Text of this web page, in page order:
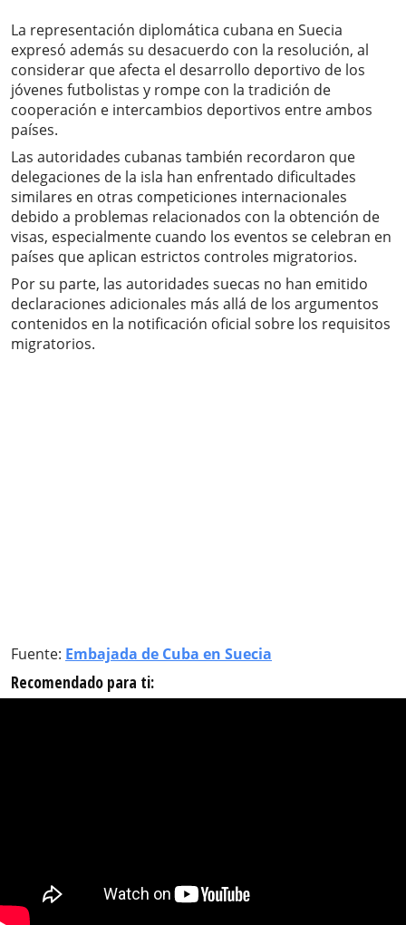
La representación diplomática cubana en Suecia
expresó además su desacuerdo con la resolución, al
considerar que afecta el desarrollo deportivo de los
jóvenes futbolistas y rompe con la tradición de
cooperación e intercambios deportivos entre ambos
países.
Las autoridades cubanas también recordaron que
delegaciones de la isla han enfrentado dificultades
similares en otras competiciones internacionales
debido a problemas relacionados con la obtención de
visas, especialmente cuando los eventos se celebran en
países que aplican estrictos controles migratorios.
Por su parte, las autoridades suecas no han emitido
declaraciones adicionales más allá de los argumentos
contenidos en la notificación oficial sobre los requisitos
migratorios.
Fuente: Embajada de Cuba en Suecia
Recomendado para ti: